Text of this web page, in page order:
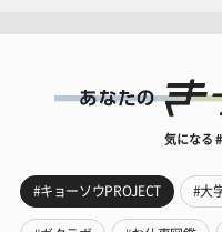
気になる
#キョーソウPROJECT #大